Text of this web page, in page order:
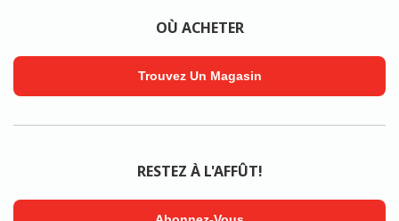
OÙ ACHETER
Trouvez Un Magasin
RESTEZ À L'AFFÛT!